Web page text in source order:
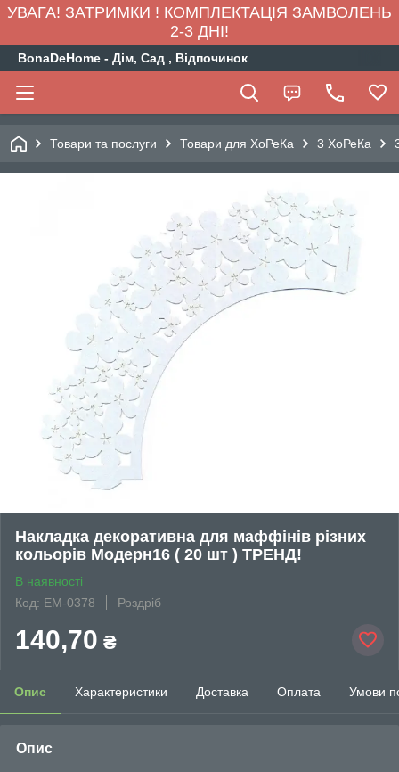
УВАГА! ЗАТРИМКИ ! КОМПЛЕКТАЦІЯ ЗАМВОЛЕНЬ
2-3 ДНІ!
BonaDeHome - Дім, Сад , Відпочинок
Товари та послуги Товари для ХоРеКа 3 ХоРеКа
Накладка декоративна для маффінів різних
кольорів Модерн16 ( 20 шт ) ТРЕНД!
В наявності
Код: EM-0378
Роздріб
140,70 ₴
Опис Характеристики Доставка Оплата Умови
Опис